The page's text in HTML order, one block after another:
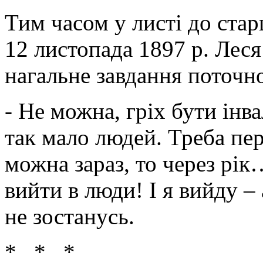
Тим часом у листі до
12 листопада 1897 p.
нагальне завдання
- Не можна, гріх бути
так мало людей. Треба
можна зараз, то через
вийти в люди! І я вийду –
не зостанусь.
* * *